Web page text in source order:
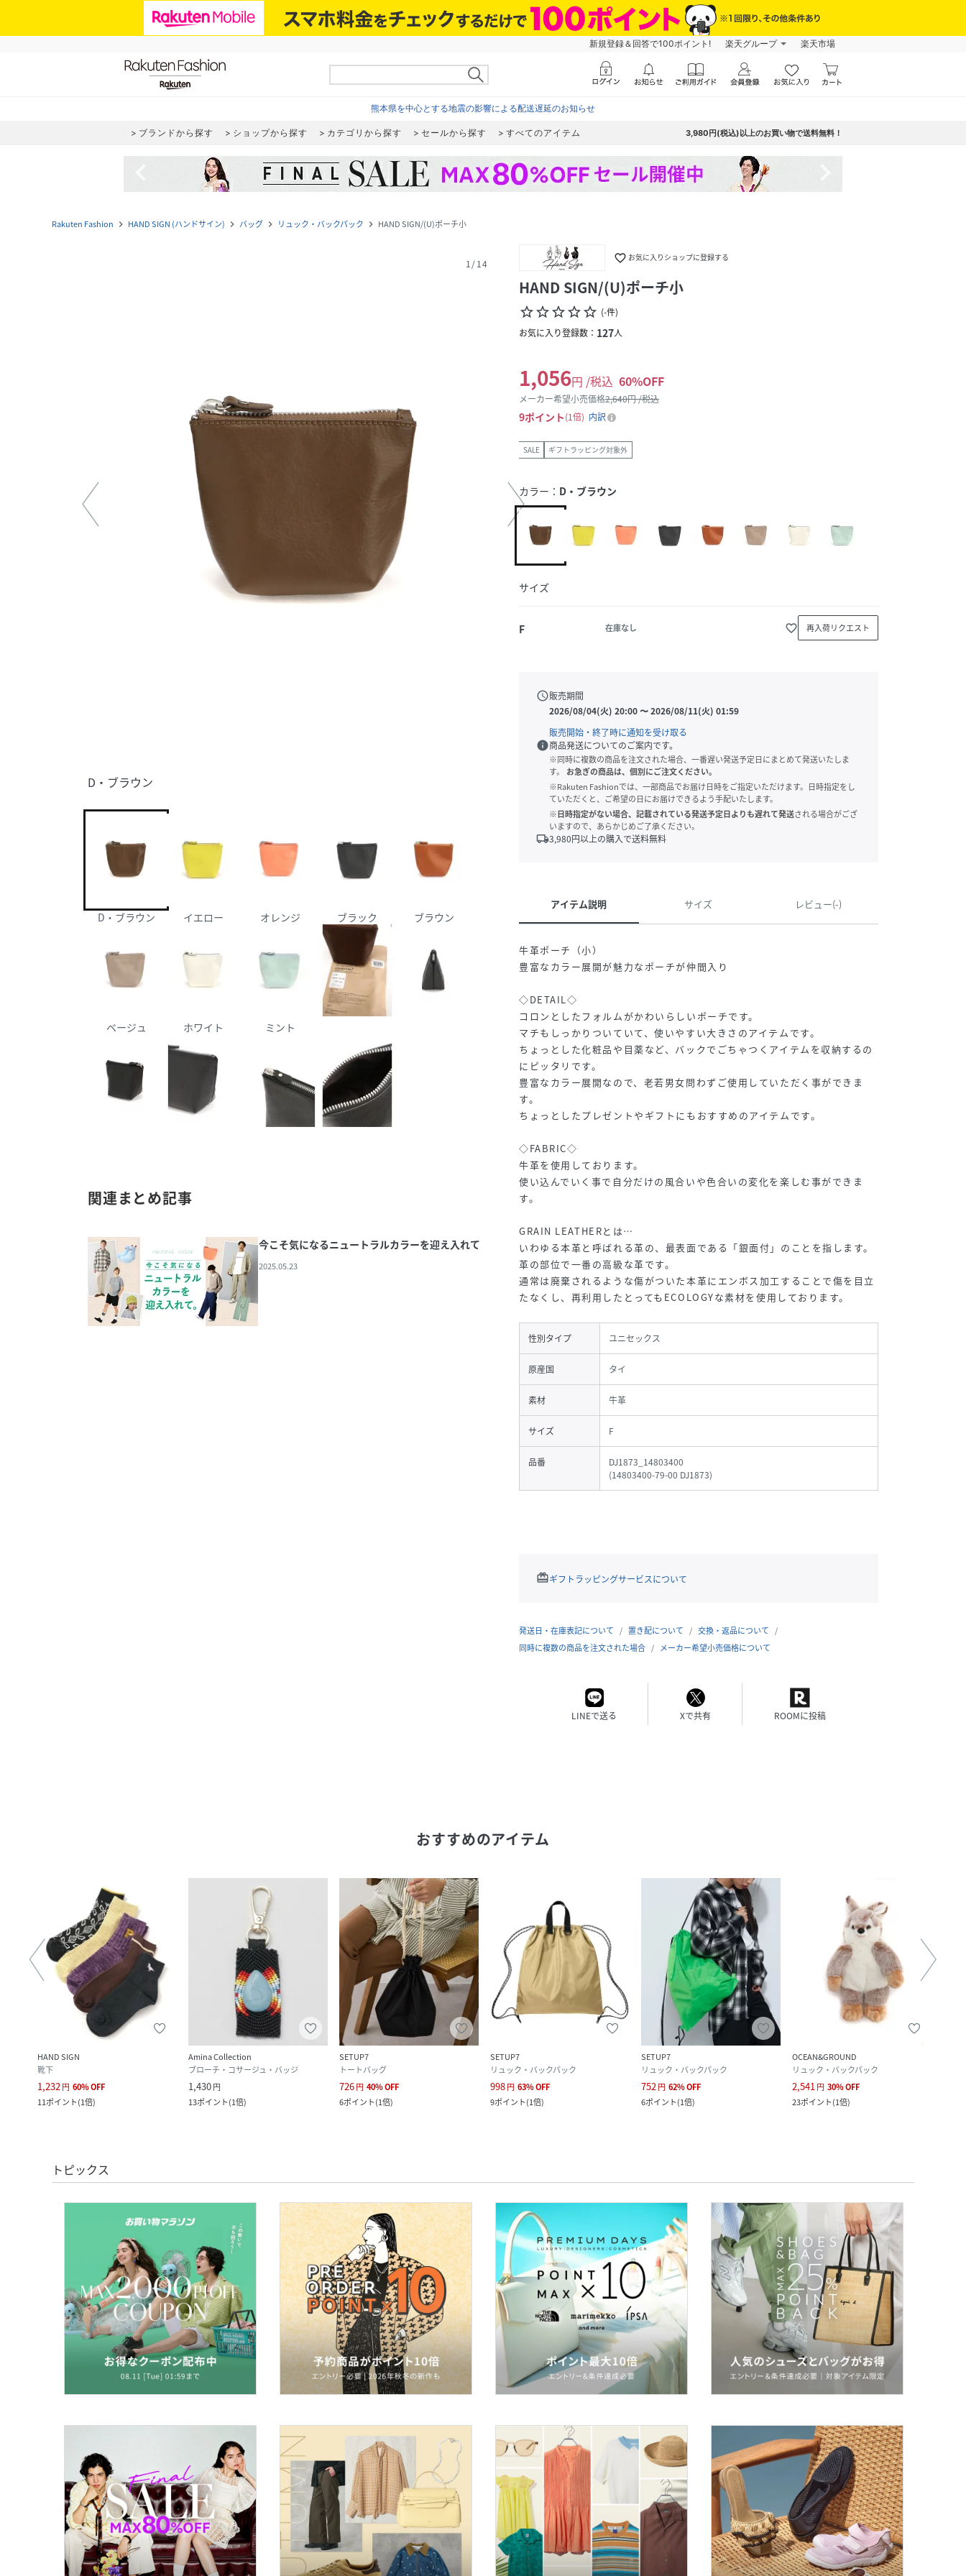
新規登録＆回答で100ポイント! 楽天グループ 楽天市場
熊本県を中心とする地震の影響による配送遅延のお知らせ
ブランドから探す ショップから探す カテゴリから探す セールから探す すべてのアイテム 3,980円(税込)以上のお買い物で送料無料！
Rakuten Fashion navigate_next HAND SIGN (ハンドサイン) navigate_next バッグ navigate_next リュック・バックパック navigate_next HAND SIGN/(U)ポーチ小
1/14
D・ブラウン
D・ブラウン イエロー オレンジ ブラック ブラウン
ベージュ ホワイト ミント
関連まとめ記事
今こそ気になるニュートラルカラーを迎え入れて
2025.05.23
favorite_border お気に入りショップに登録する
HAND SIGN/(U)ポーチ小
star_borderstar_borderstar_borderstar_borderstar_border (-件)
お気に入り登録数： 127人
1,056円 /税込 60%OFF
メーカー希望小売価格2,640円 /税込
9ポイント 1倍 内訳
SALE ギフトラッピング対象外
カラー： D・ブラウン
サイズ
F 在庫なし favorite_border 再入荷リクエスト
schedule販売期間
2026/08/04(火) 20:00〜2026/08/11(火) 01:59
販売開始・終了時に通知を受け取る
info商品発送についてのご案内です。
※同時に複数の商品を注文された場合、一番遅い発送予定日にまとめて発送いたしま
す。
お急ぎの商品は、個別にご注文ください。
※Rakuten Fashionでは、一部商品でお届け日時をご指定いただけます。日時指定をし
ていただくと、ご希望の日にお届けできるよう手配いたします。
※日時指定がない場合、記載されている発送予定日よりも遅れて発送される場合がござ
いますので、あらかじめご了承ください。
local_shipping3,980円以上の購入で送料無料
アイテム説明 サイズ レビュー(-)
牛革ポーチ（小）
豊富なカラー展開が魅力なポーチが仲間入り
◇DETAIL◇
コロンとしたフォルムがかわいらしいポーチです。
マチもしっかりついていて、使いやすい大きさのアイテムです。
ちょっとした化粧品や目薬など、バックでごちゃつくアイテムを収納するの
にピッタリです。
豊富なカラー展開なので、老若男女問わずご使用していただく事ができま
す。
ちょっとしたプレゼントやギフトにもおすすめのアイテムです。
◇FABRIC◇
牛革を使用しております。
使い込んでいく事で自分だけの風合いや色合いの変化を楽しむ事ができま
す。
GRAIN LEATHERとは…
いわゆる本革と呼ばれる革の、最表面である「銀面付」のことを指します。
革の部位で一番の高級な革です。
通常は廃棄されるような傷がついた本革にエンボス加工することで傷を目立
たなくし、再利用したとってもECOLOGYな素材を使用しております。
性別タイプ ユニセックス
原産国 タイ
素材 牛革
サイズ F
品番
DJ1873_14803400
(14803400-79-00 DJ1873)
redeemギフトラッピングサービスについて
発送日・在庫表記について 置き配について
交換・返品について
同時に複数の商品を注文された場合
メーカー希望小売価格について
LINEで送る Xで共有 ROOMに投稿
おすすめのアイテム
HAND SIGN
靴下
1,232円 60%OFF
11ポイント(1倍)
Amina Collection
ブローチ・コサージュ・バッジ
1,430円
13ポイント(1倍)
SETUP7
トートバッグ
726円 40%OFF
6ポイント(1倍)
SETUP7
リュック・バックパック
998円 63%OFF
9ポイント(1倍)
SETUP7
リュック・バックパック
752円 62%OFF
6ポイント(1倍)
OCEAN&GROUND
リュック・バックパック
2,541円 30%OFF
23ポイント(1倍)
トピックス